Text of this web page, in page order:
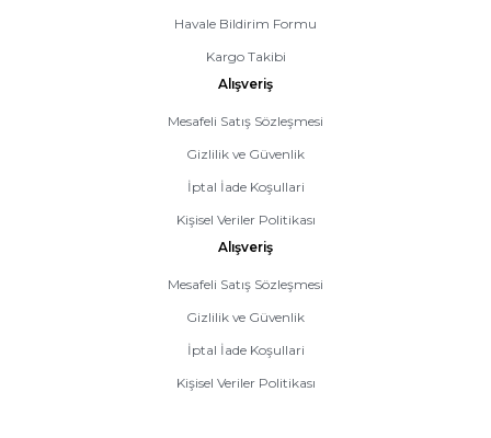
Havale Bildirim Formu
Kargo Takibi
Alışveriş
Mesafeli Satış Sözleşmesi
Gizlilik ve Güvenlik
İptal İade Koşullari
Kişisel Veriler Politikası
Alışveriş
Mesafeli Satış Sözleşmesi
Gizlilik ve Güvenlik
İptal İade Koşullari
Kişisel Veriler Politikası